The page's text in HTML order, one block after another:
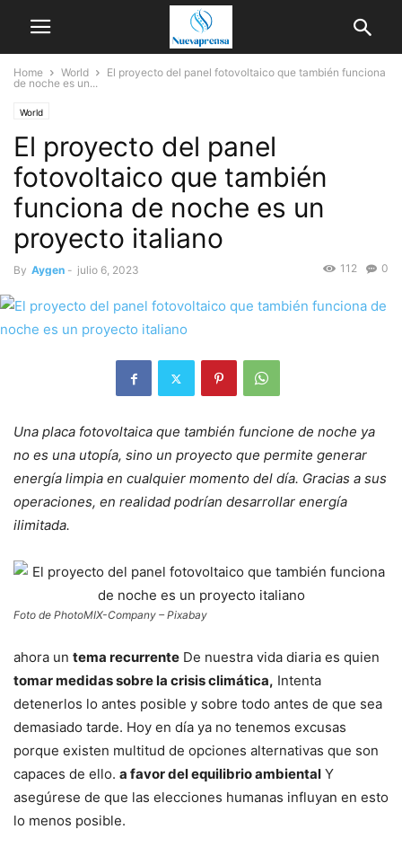
Home World
El proyecto del panel fotovoltaico que también funciona
de noche es un...
World
El proyecto del panel
fotovoltaico que también
funciona de noche es un
proyecto italiano
By Aygen - julio 6, 2023 0
112
Una placa fotovoltaica que también funcione de noche ya
no es una utopía, sino un proyecto que permite generar
energía limpia en cualquier momento del día. Gracias a sus
operaciones, en realidad podrían desarrollar energía
ilimitada.
Foto de PhotoMIX-Company – Pixabay
ahora un tema recurrente De nuestra vida diaria es quien
tomar medidas sobre la crisis climática, Intenta
detenerlos lo antes posible y sobre todo antes de que sea
demasiado tarde. Hoy en día ya no tenemos excusas
porque existen multitud de opciones alternativas que son
capaces de ello. a favor del equilibrio ambiental Y
asegúrese de que las elecciones humanas influyan en esto
lo menos posible.